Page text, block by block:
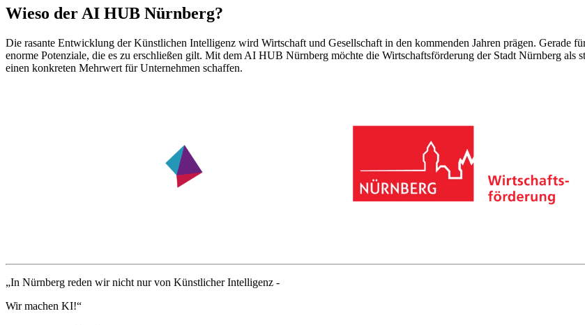
Wieso der AI HUB Nürnberg?
Die rasante Entwicklung der Künstlichen Intelligenz wird Wirtschaft und Gesellschaft in den kommenden Jahren prägen. Gerade
enorme Potenziale, die es zu erschließen gilt. Mit dem AI HUB Nürnberg möchte die Wirtschaftsförderung der Stadt Nürnberg
einen konkreten Mehrwert für Unternehmen schaffen.
„In Nürnberg reden wir nicht nur von Künstlicher Intelligenz -
Wir machen KI!“